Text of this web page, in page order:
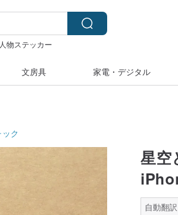
人物ステッカー
文房具 家電・デジタル
ク
星空
自動翻